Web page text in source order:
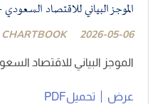
الموجز البياني للاقتصاد السعودي -
2026-05-06
الموجز البياني للاقتصاد السعودي
عرض تحميلPDF